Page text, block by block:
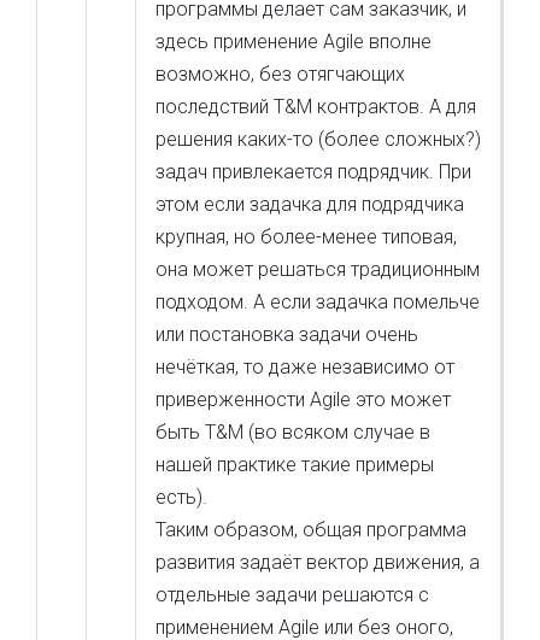
программы делает сам заказчик, и
здесь применение Agile вполне
возможно, без отягчающих
последствий T&M контрактов. А для
решения каких-то (более сложных?)
задач привлекается подрядчик. При
этом если задачка для подрядчика
крупная, но более-менее типовая,
она может решаться традиционным
подходом. А если задачка помельче
или постановка задачи очень
нечёткая, то даже независимо от
приверженности Agile это может
быть T&M (во всяком случае в
нашей практике такие примеры
есть).
Таким образом, общая программа
развития задаёт вектор движения, а
отдельные задачи решаются с
применением Agile или без оного,